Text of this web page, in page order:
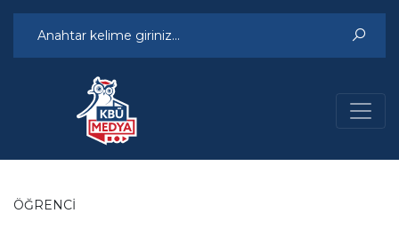
ÖĞRENCI